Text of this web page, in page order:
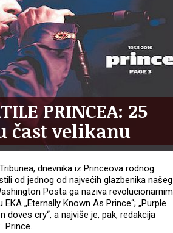
PRINCEA: 25
čast velikanu
dnevnika iz Princeova rodnog
od jednog od najvećih glazbenika našeg
Posta ga naziva revolucionarnim
„Eternally Known As Prince“; „Purple
doves cry“, a najviše je, pak, redakcija
Prince.